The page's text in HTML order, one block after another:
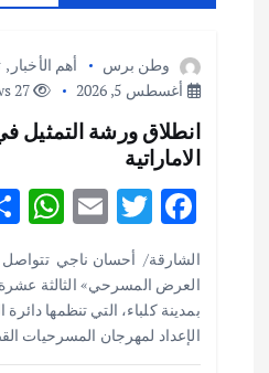
م
ت
وطن برس أهم الأخبار ,
أغسطس 5, 2026
27 views
انطلاق ورشة التمثيل
الاماراتية
F
ac
e
b
o
T
w
it
te
r
E
ai
l
h
s
A
الشارقة/ أحسان ناجي تتواصل
العرض المسرحي» الثالثة
بمدينة كلباء، التي تنظمها
الإعداد لمهرجان المسرحيات